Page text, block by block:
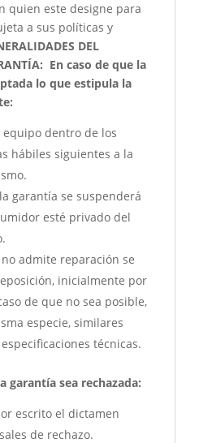
quien este designe para
a sus políticas y
DEL
En caso de que la
lo que estipula la
equipo dentro de los
hábiles siguientes a la
garantía se suspenderá
esté privado del
admite reparación se
inicialmente por
de que no sea posible,
especie, similares
técnicas.
garantía sea rechazada:
escrito el dictamen
de rechazo.